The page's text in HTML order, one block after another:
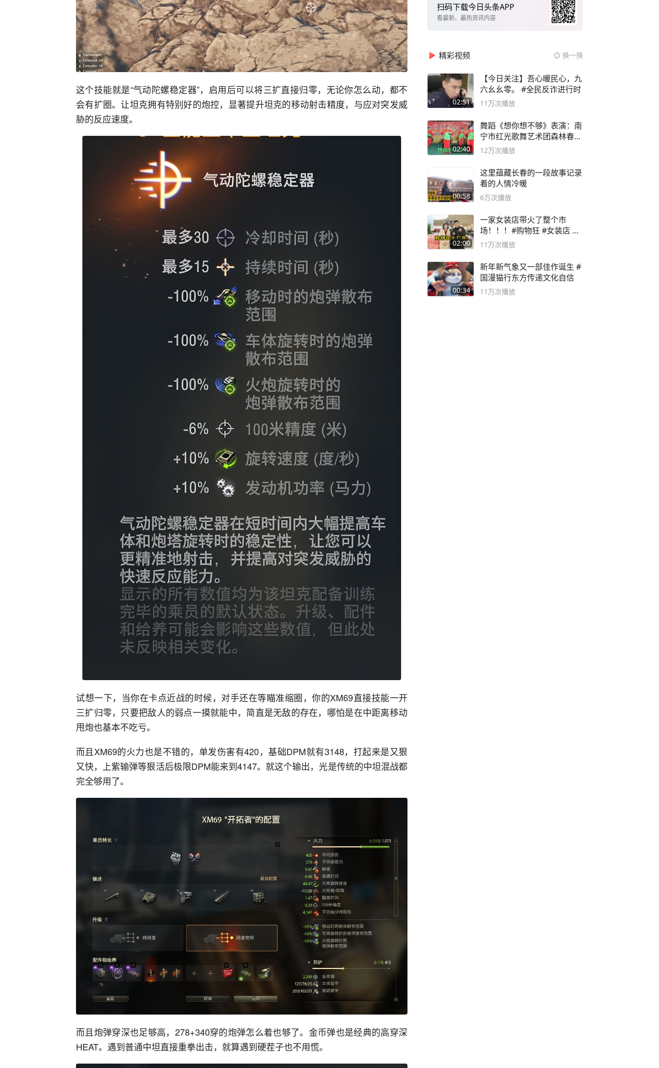
这个技能就是“气动陀螺稳定器”，启用后可以将三扩直接归零，无论你怎么动，都不
会有扩圈。让坦克拥有特别好的炮控，显著提升坦克的移动射击精度，与应对突发威
胁的反应速度。
试想一下，当你在卡点近战的时候，对手还在等瞄准缩圈，你的XM69直接技能一开
三扩归零，只要把敌人的弱点一摸就能中，简直是无敌的存在，哪怕是在中距离移动
甩炮也基本不吃亏。
而且XM69的火力也是不错的，单发伤害有420，基础DPM就有3148，打起来是又狠
又快，上紫输弹等狠活后极限DPM能来到4147。就这个输出，光是传统的中坦混战都
完全够用了。
而且炮弹穿深也足够高，278+340穿的炮弹怎么着也够了。金币弹也是经典的高穿深
HEAT。遇到普通中坦直接重拳出击，就算遇到硬茬子也不用慌。
扫码下载今日头条APP
看最新、最热资讯内容
精彩视频 换一换
02:51
【今日关注】吾心暖民心，九
六幺幺零。 #全民反诈进行时
11万次播放
02:40
舞蹈《想你想不够》表演：南
宁市红光歌舞艺术团森林春红
舞蹈队。
12万次播放
00:58
这里蕴藏长春的一段故事记录
着的人情冷暖
6万次播放
02:00
一家女装店带火了整个市
场！！！#购物狂 #女装店 #
高品质女装
11万次播放
00:34
新年新气象又一部佳作诞生 #
国漫猫行东方传递文化自信
11万次播放